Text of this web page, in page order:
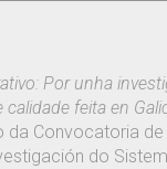
Por unha
calidade feita en
da Convocatoria
do